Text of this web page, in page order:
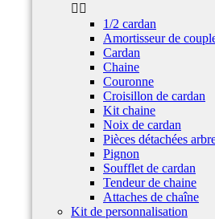
 
1/2 cardan
Amortisseur de
Cardan
Chaine
Couronne
Croisillon de cardan
Kit chaine
Noix de cardan
Pièces détachées
Pignon
Soufflet de cardan
Tendeur de chaine
Attaches de chaîne
Kit de personnalisation